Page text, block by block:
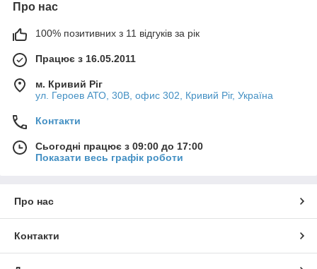
Про нас
100% позитивних з 11 відгуків за рік
Працює з 16.05.2011
м. Кривий Ріг
ул. Героев АТО, 30В, офис 302, Кривий Ріг, Україна
Контакти
Сьогодні працює з 09:00 до 17:00
Показати весь графік роботи
Про нас
Контакти